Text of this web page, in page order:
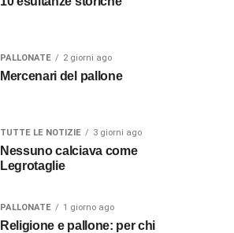
PALLONATE 2 giorni ago
Mercenari del pallone
TUTTE LE NOTIZIE 3 giorni ago
Nessuno calciava come
Legrotaglie
PALLONATE 1 giorno ago
Religione e pallone: per chi